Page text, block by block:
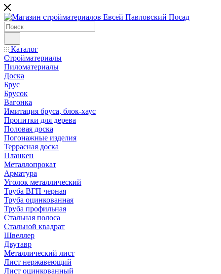
Каталог
Стройматериалы
Пиломатериалы
Доска
Брус
Брусок
Вагонка
Имитация бруса, блок-хаус
Пропитки для дерева
Половая доска
Погонажные изделия
Террасная доска
Планкен
Металлопрокат
Арматура
Уголок металлический
Труба ВГП черная
Труба оцинкованная
Труба профильная
Стальная полоса
Стальной квадрат
Швеллер
Двутавр
Металлический лист
Лист нержавеющий
Лист оцинкованный